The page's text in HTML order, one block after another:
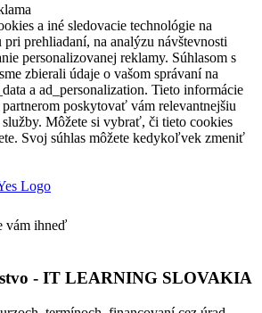
a iné sledovacie technológie na
pri prehliadaní, na analýzu návštevnosti
personalizovanej reklamy. Súhlasom s
zbierali údaje o vašom správaní na
a ad_personalization. Tieto informácie
poskytovať vám relevantnejšiu
Môžete si vybrať, či tieto cookies
Svoj súhlas môžete kedykoľvek zmeniť
vám ihneď
- IT LEARNING SLOVAKIA